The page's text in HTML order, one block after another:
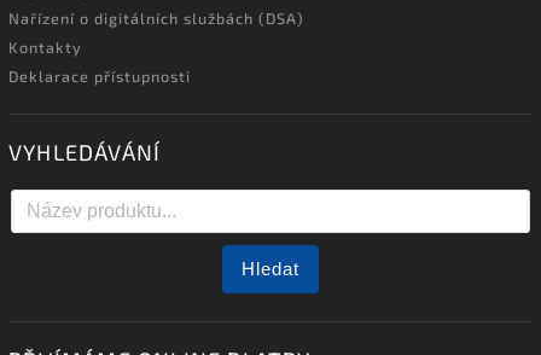
Nařízení o digitálních službách (DSA)
Kontakty
Deklarace přístupnosti
VYHLEDÁVÁNÍ
Hledat